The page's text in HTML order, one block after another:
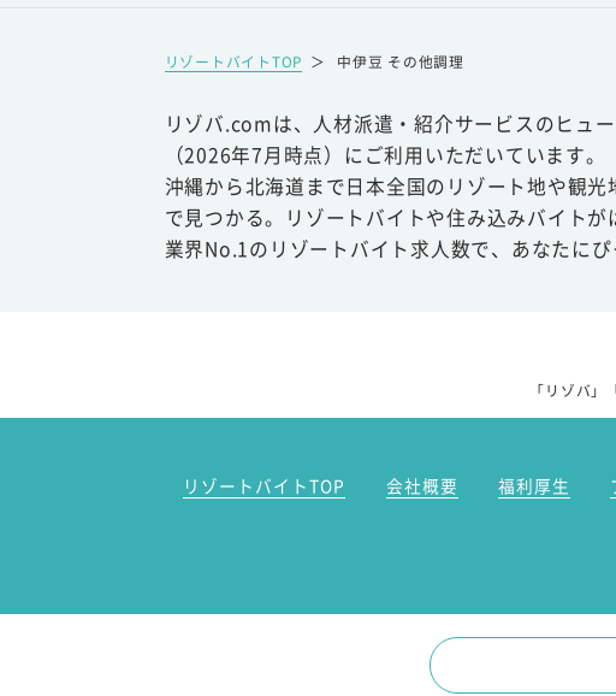
リゾートバイトTOP ＞ 中伊豆 その他調理
リゾバ.comは、人材派遣・紹介サービスのヒュ
（2026年7月時点）にご利用いただいています。
沖縄から北海道まで日本全国のリゾート地や観
で見つかる。リゾートバイトや住み込みバイト
業界No.1のリゾートバイト求人数で、あなたに
「リゾバ
リゾートバイトTOP 会社概要 福利厚生